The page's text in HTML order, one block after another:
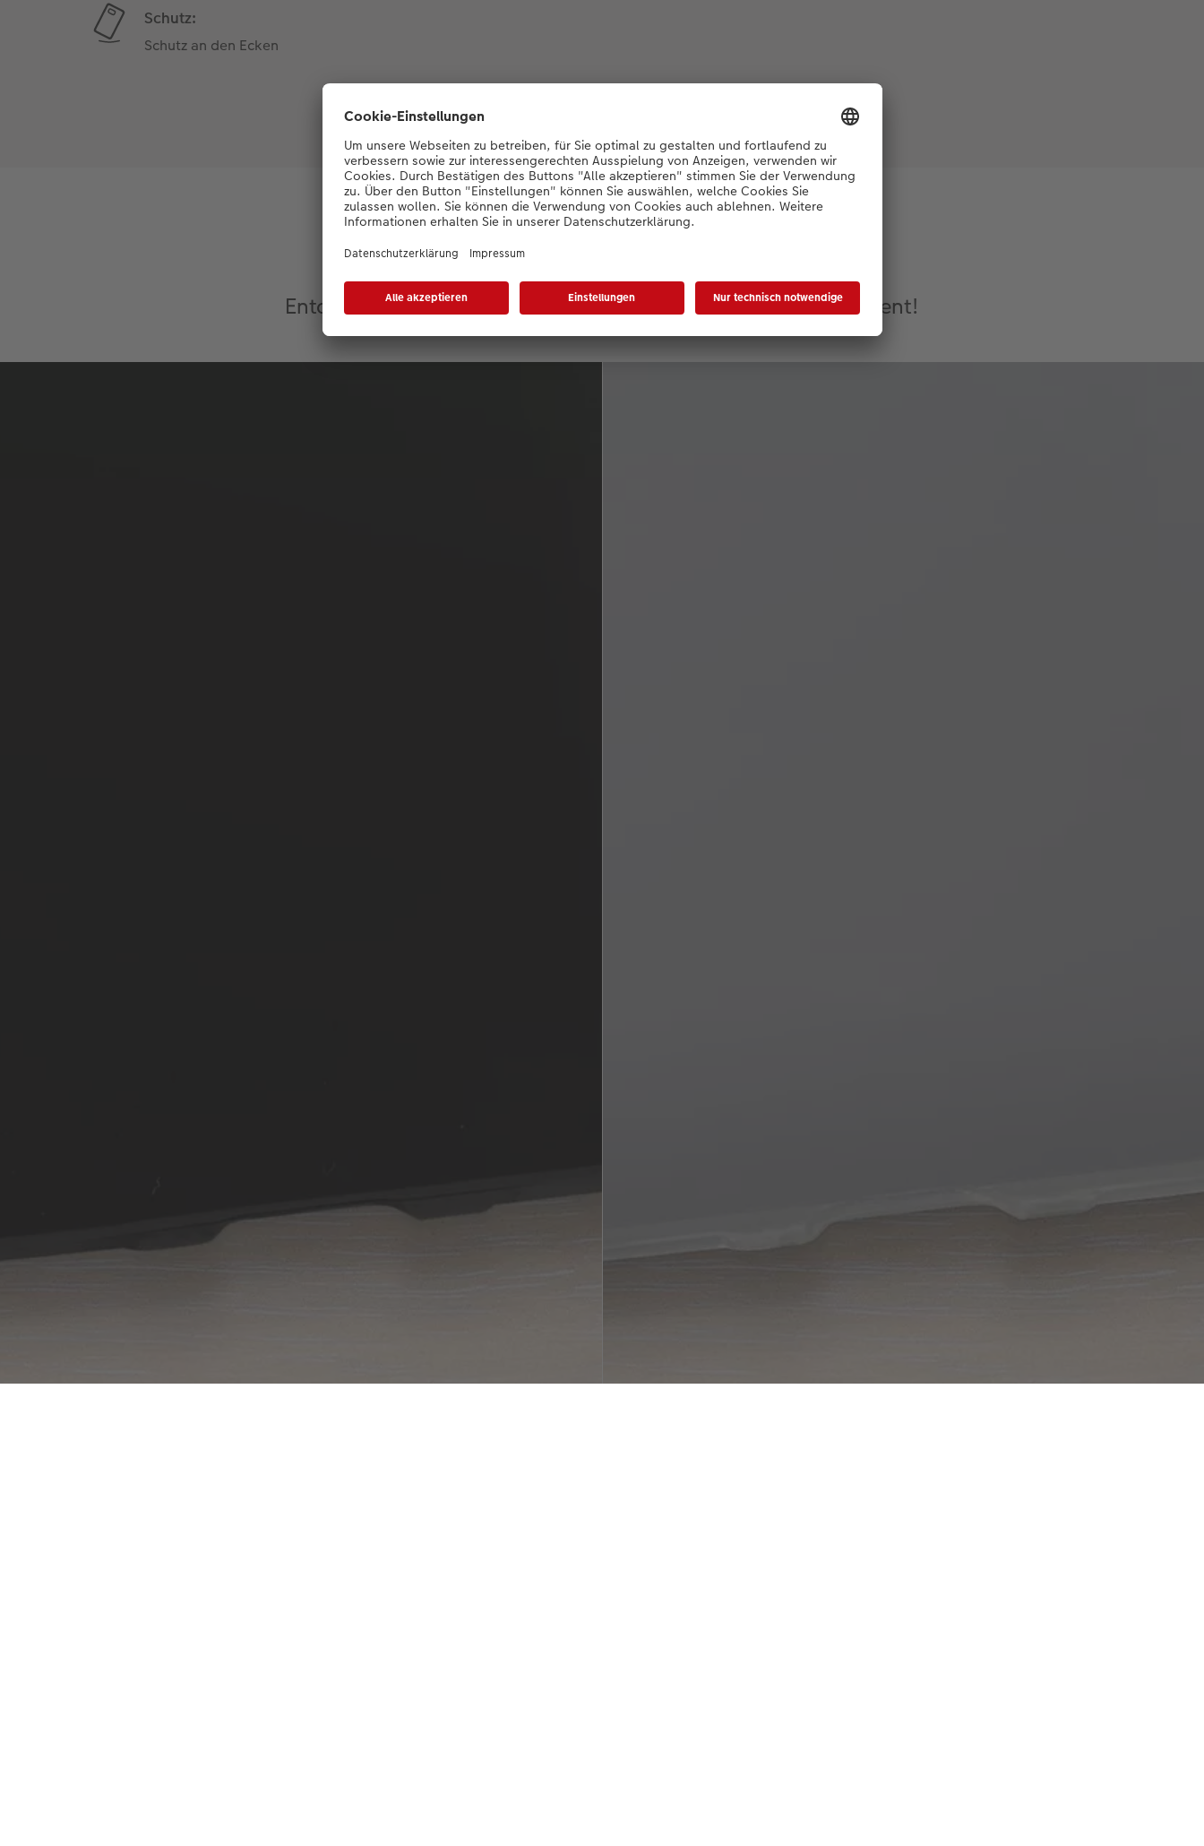
Schutz:
Schutz an den Ecken
Unsere Farbvarianten im Überblick
Entdecken Sie unsere Farbvarianten in Schwarz und Transparent!